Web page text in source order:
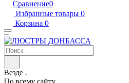
Сравнение0
Избранные товары 0
Корзина 0
Везде
По всему сайту